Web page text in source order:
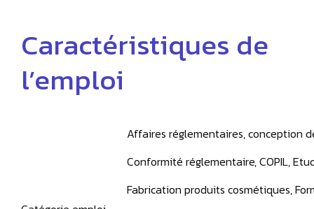
Caractéristiques de
l’emploi
Affaires réglementaires, conception
Conformité réglementaire, COPIL,
Fabrication produits cosmétiques,